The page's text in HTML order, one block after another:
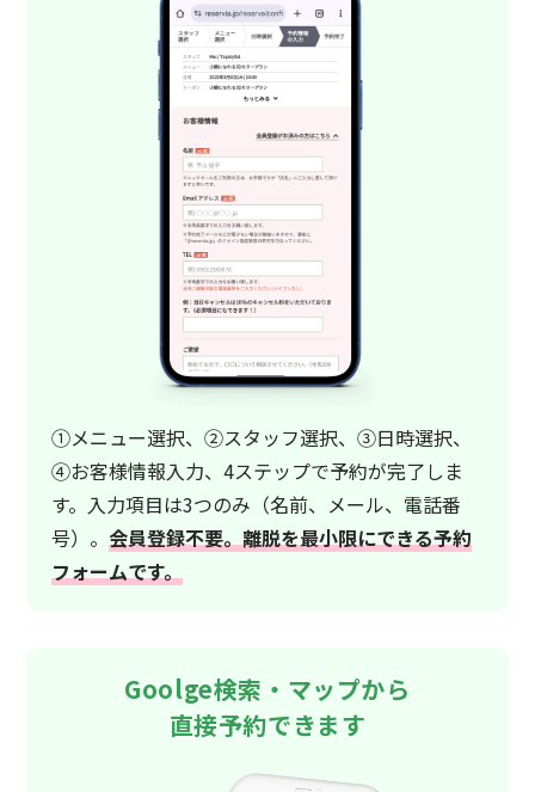
①メニュー選択、②スタッフ選択、③日時選択、
④お客様情報入力、4ステップで予約が完了しま
す。入力項目は3つのみ（名前、メール、電話番
号）。 会員登録不要。離脱を最小限にできる予約
フォームです。
Goolge検索・マップから
直接予約できます